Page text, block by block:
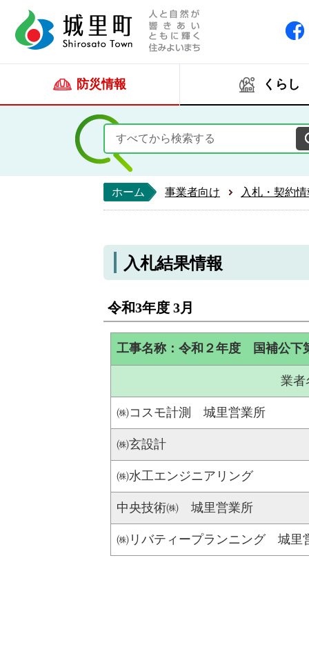
防災情報 くらし
ホーム 事業者向け 入札・契約
入札結果情報
令和3年度 3月
工事名称：令和２年度 国補公下
業者
㈱コスモ計測 城里営業所
㈱玄設計
㈱水工エンジニアリング
中央技術㈱ 城里営業所
㈱リバティープランニング 城里